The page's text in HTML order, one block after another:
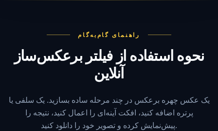
راهنمای گام‌به‌گام
نحوه استفاده از فیلتر برعکس‌ساز
آنلاین
یک عکس چهره برعکس در چند مرحله ساده بسازید. یک سلفی یا
پرتره اضافه کنید، افکت آینه‌ای را اعمال کنید، نتیجه را
پیش‌نمایش کرده و تصویر خود را دانلود کنید.